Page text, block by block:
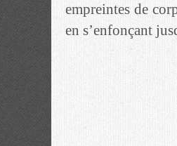
empreintes de
en s’enfonçant